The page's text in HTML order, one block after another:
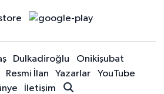
Dulkadiroğlu
Onikişubat
Resmi İlan Yazarlar
YouTube
İletişim